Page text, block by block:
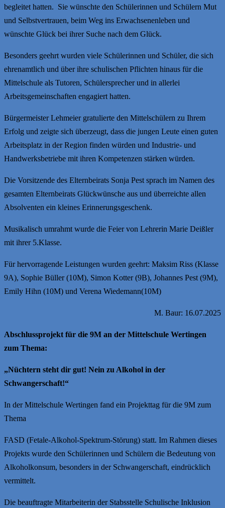
begleitet hatten. Sie wünschte den Schülerinnen und Schülern Mut
und Selbstvertrauen, beim Weg ins Erwachsenenleben und
wünschte Glück bei ihrer Suche nach dem Glück.
Besonders geehrt wurden viele Schülerinnen und Schüler, die sich
ehrenamtlich und über ihre schulischen Pflichten hinaus für die
Mittelschule als Tutoren, Schülersprecher und in allerlei
Arbeitsgemeinschaften engagiert hatten.
Bürgermeister Lehmeier gratulierte den Mittelschülern zu Ihrem
Erfolg und zeigte sich überzeugt, dass die jungen Leute einen guten
Arbeitsplatz in der Region finden würden und Industrie- und
Handwerksbetriebe mit ihren Kompetenzen stärken würden.
Die Vorsitzende des Elternbeirats Sonja Pest sprach im Namen des
gesamten Elternbeirats Glückwünsche aus und überreichte allen
Absolventen ein kleines Erinnerungsgeschenk.
Musikalisch umrahmt wurde die Feier von Lehrerin Marie Deißler
mit ihrer 5.Klasse.
Für hervorragende Leistungen wurden geehrt: Maksim Riss (Klasse
9A), Sophie Büller (10M), Simon Kotter (9B), Johannes Pest (9M),
Emily Hihn (10M) und Verena Wiedemann(10M)
M. Baur: 16.07.2025
Abschlussprojekt für die 9M an der Mittelschule Wertingen
zum Thema:
„Nüchtern steht dir gut! Nein zu Alkohol in der
Schwangerschaft!“
In der Mittelschule Wertingen fand ein Projekttag für die 9M zum
Thema
FASD (Fetale-Alkohol-Spektrum-Störung) statt. Im Rahmen dieses
Projekts wurde den Schülerinnen und Schülern die Bedeutung von
Alkoholkonsum, besonders in der Schwangerschaft, eindrücklich
vermittelt.
Die beauftragte Mitarbeiterin der Stabsstelle Schulische Inklusion